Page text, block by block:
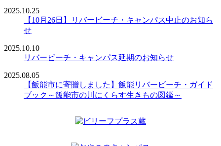
2025.10.25
【10月26日】リバービーチ・キャンパス中止のお知ら
せ
2025.10.10
リバービーチ・キャンパス延期のお知らせ
2025.08.05
【飯能市に寄贈しました】飯能リバービーチ・ガイド
ブック～飯能市の川にくらす生きもの図鑑～